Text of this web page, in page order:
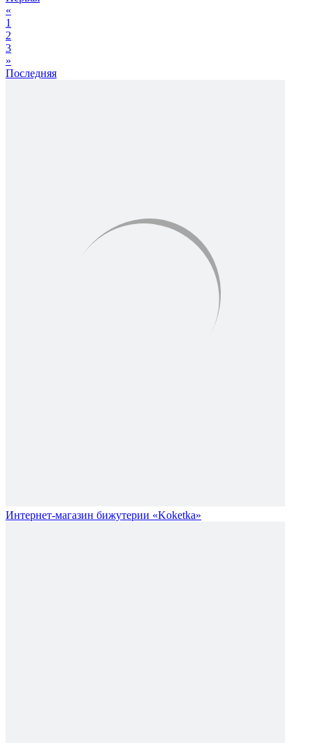
«
1
2
3
»
Последняя
Интернет-магазин бижутерии «Koketka»